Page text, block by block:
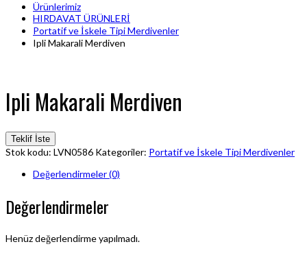
Ürünlerimiz
HIRDAVAT ÜRÜNLERİ
Portatif ve İskele Tipi Merdivenler
Ipli Makarali Merdiven
Ipli Makarali Merdiven
Teklif İste
Stok kodu: LVN0586 Kategoriler: Portatif ve İskele Tipi Merdivenler
Değerlendirmeler (0)
Değerlendirmeler
Henüz değerlendirme yapılmadı.